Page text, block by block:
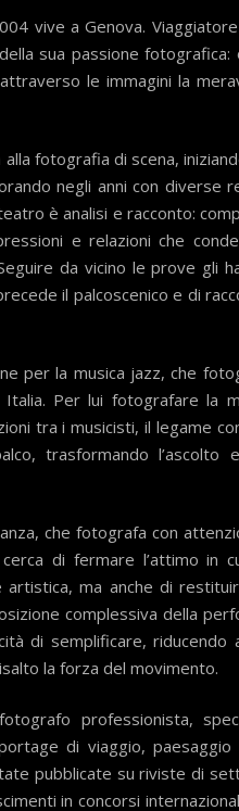
vive a Genova.
sua passione fotografica:
le immagini la
fotografia di scena,
negli anni con diverse
è analisi e racconto:
e relazioni che
da vicino le prove gli
il palcoscenico e di
per la musica jazz, che
Per lui fotografare la
tra i musicisti, il legame
trasformando l’ascolto
che fotografa con
di fermare l’attimo in
ma anche di
complessiva della
di semplificare, riducendo
la forza del movimento.
professionista,
di viaggio,
pubblicate su riviste di
in concorsi